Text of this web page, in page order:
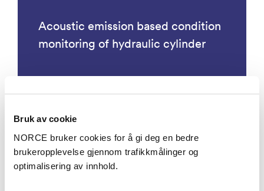
Bruk av cookie
NORCE bruker cookies for å gi deg en bedre
brukeropplevelse gjennom trafikkmålinger og
optimalisering av innhold.
Acoustic emission based condition
monitoring of hydraulic cylinder
Prosjekter